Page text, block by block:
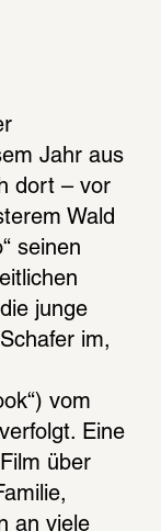
Jahr aus
dort – vor
Wald
seinen
junge
im,
vom
Eine
über
an viele